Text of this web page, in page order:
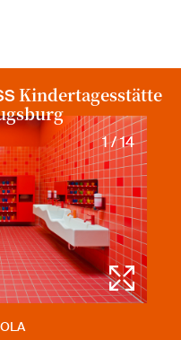
Kindertagesstätte
1 / 14